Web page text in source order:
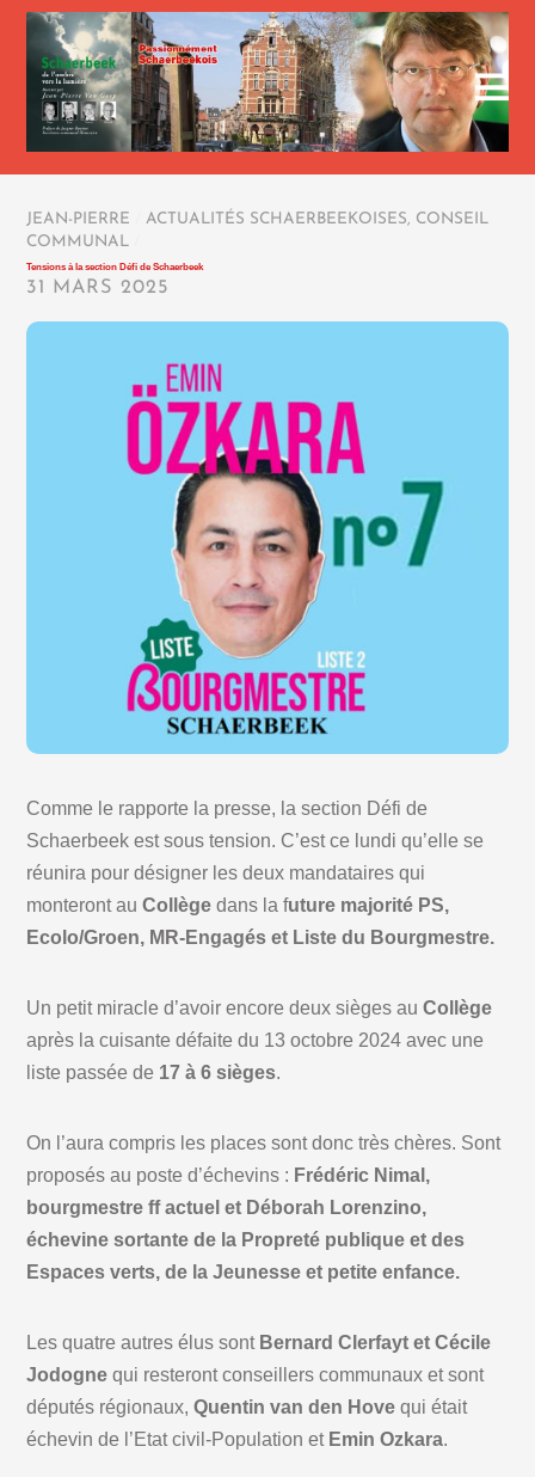
JEAN-PIERRE ACTUALITÉS SCHAERBEEKOISES, CONSEIL
COMMUNAL
Tensions à la section Défi de Schaerbeek
31 MARS 2025
Comme le rapporte la presse, la section Défi de
Schaerbeek est sous tension. C’est ce lundi qu’elle se
réunira pour désigner les deux mandataires qui
monteront auCollège dans la future majorité PS,
Ecolo/Groen, MR-Engagés et Liste du Bourgmestre.
Un petit miracle d’avoir encore deux sièges auCollège
après la cuisante défaite du 13 octobre 2024 avec une
liste passée de 17 à 6 sièges.
On l’aura compris les places sont donc très chères. Sont
proposés au poste d’échevins : Frédéric Nimal,
bourgmestre ff actuel et Déborah Lorenzino,
échevine sortante de la Propreté publique et des
Espaces verts, de la Jeunesse et petite enfance.
Les quatre autres élus sont Bernard Clerfayt et Cécile
Jodogne qui resteront conseillers communaux et sont
députés régionaux,Quentin van den Hove qui était
échevin de l’Etat civil-Population et Emin Ozkara.